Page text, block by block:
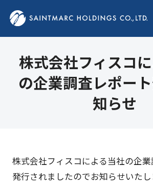
株式会社フィスコに
の企業調査レポー ト
知らせ
株式会社フィスコによる当社の企
発行されましたのでお知らせいたし